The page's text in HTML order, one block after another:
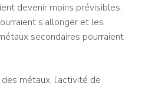
devenir moins prévisibles,
s’allonger et les
secondaires pourraient
métaux, l’activité de